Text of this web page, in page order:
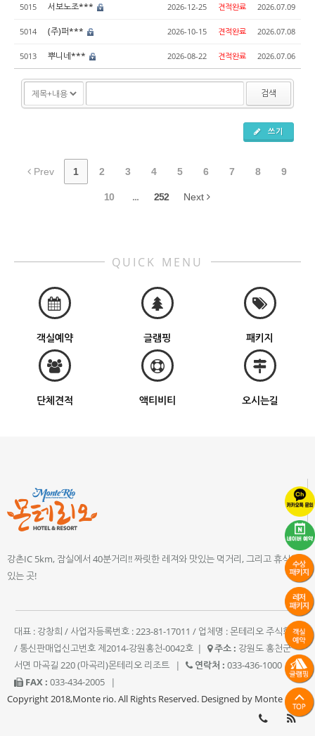
5015 서보노조*** 2026-12-25 견적완료 2026.07.09
5014 (주)퍼*** 2026-10-15 견적완료 2026.07.08
5013 뿌니네*** 2026-08-22 견적완료 2026.07.06
검색
쓰기
Prev 1 2 3 4 5 6 7 8 9
10 ... 252 Next
QUICK MENU
객실예약 글램핑 패키지
단체견적 액티비티 오시는길
강촌IC 5km, 잠실에서 40분거리!! 짜릿한 레져와 맛있는 먹거리, 그리고 휴식이
있는 곳!
대표 : 강창희 / 사업자등록번호 : 223-81-17011 / 업체명 : 몬테리오 주식회사
/ 통신판매업신고번호 제2014-강원홍천-0042호 | 주소 : 강원도 홍천군
서면 마곡길 220 (마곡리)몬테리오 리조트
| 연락처 : 033-436-1000
|
FAX : 033-434-2005
|
Copyright 2018,Monte rio. All Rights Reserved. Designed by Monte rio.